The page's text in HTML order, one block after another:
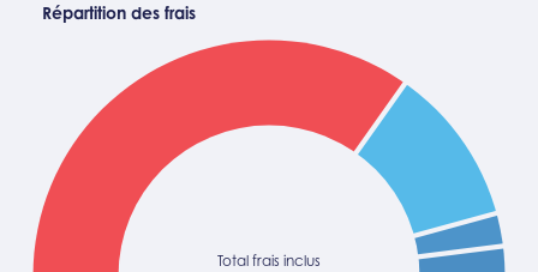
Répartition des frais
Total frais inclus